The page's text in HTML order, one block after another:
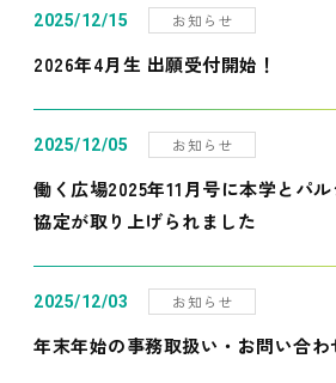
2025/12/15 お知らせ
2026年4月生 出願受付開始！
2025/12/05 お知らせ
働く広場2025年11月号に本学とパ
協定が取り上げられました
2025/12/03 お知らせ
年末年始の事務取扱い・お問い合わ